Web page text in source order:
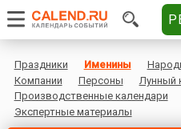
Праздники Именины
Компании
Персоны
Лунный
Производственные календари
Экспертные материалы